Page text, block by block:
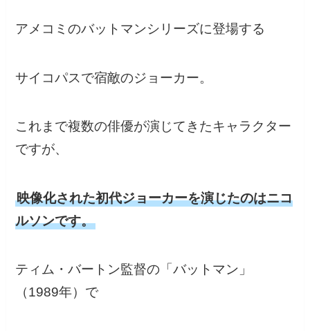
アメコミのバットマンシリーズに登場する
サイコパスで宿敵のジョーカー。
これまで複数の俳優が演じてきたキャラクター
ですが、
映像化された初代ジョーカーを演じたのはニコ
ルソンです。
ティム・バートン監督の「バットマン」
（1989年）で